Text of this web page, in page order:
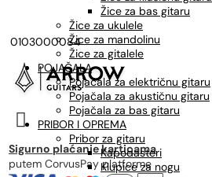
Žice za bas gitaru
Žice za ukulele
Žice za mandolinu
Žice za gitalele
POJAČALA
Pojačala za električnu gitaru
Pojačala za akustičnu gitaru
Pojačala za bas gitaru
PRIBOR I OPREMA
Pribor za gitaru
Kapodasteri
Klupice za nogu
0103000084

Sigurno plaćanje karticama
putem CorvusPay platforme